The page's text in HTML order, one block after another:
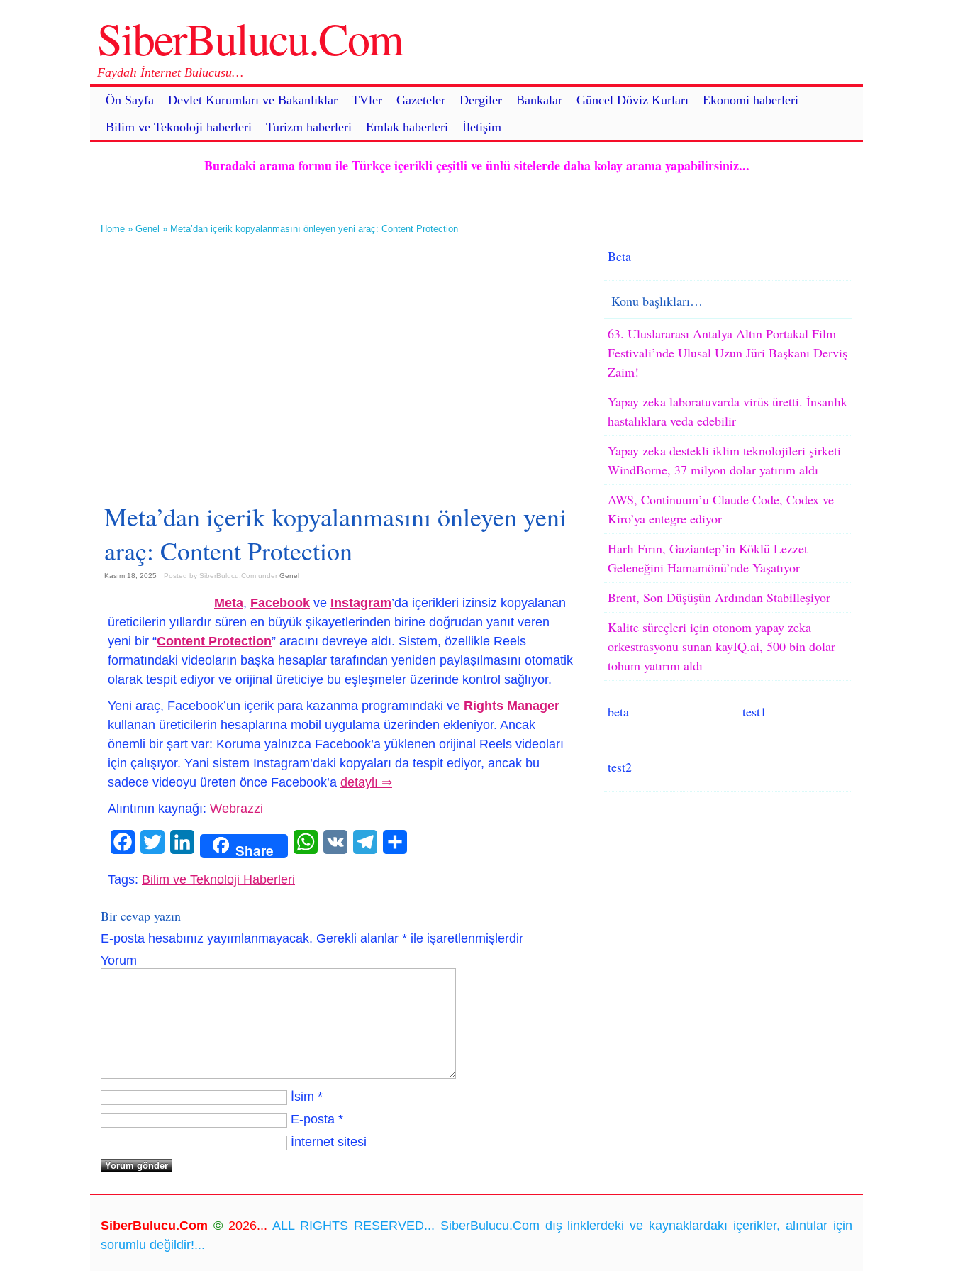
SiberBulucu.Com
Faydalı İnternet Bulucusu…
Ön Sayfa
Devlet Kurumları ve Bakanlıklar TVler Gazeteler Dergiler Bankalar Güncel Döviz Kurları
Ekonomi haberleri
Bilim ve Teknoloji haberleri
Turizm haberleri Emlak haberleri İletişim
Buradaki arama formu ile Türkçe içerikli çeşitli ve ünlü sitelerde daha kolay arama yapabilirsiniz...
Home » Genel » Meta’dan içerik kopyalanmasını önleyen yeni araç: Content Protection
Meta’dan içerik kopyalanmasını önleyen yeni
araç: Content Protection
Kasım 18, 2025 Posted by SiberBulucu.Com under Genel
Meta, Facebook ve Instagram’da içerikleri izinsiz kopyalanan
üreticilerin yıllardır süren en büyük şikayetlerinden birine doğrudan yanıt veren
yeni bir “Content Protection” aracını devreye aldı. Sistem, özellikle Reels
formatındaki videoların başka hesaplar tarafından yeniden paylaşılmasını otomatik
olarak tespit ediyor ve orijinal üreticiye bu eşleşmeler üzerinde kontrol sağlıyor.
Yeni araç, Facebook’un içerik para kazanma programındaki ve Rights Manager
kullanan üreticilerin hesaplarına mobil uygulama üzerinden ekleniyor. Ancak
önemli bir şart var: Koruma yalnızca Facebook’a yüklenen orijinal Reels videoları
için çalışıyor. Yani sistem Instagram’daki kopyaları da tespit ediyor, ancak bu
sadece videoyu üreten önce Facebook’a detaylı ⇒
Alıntının kaynağı: Webrazzi
Facebook
Twitter LinkedIn Share WhatsApp
VK Telegram
Tags: Bilim ve Teknoloji Haberleri
Bir cevap yazın
E-posta hesabınız yayımlanmayacak. Gerekli alanlar * ile işaretlenmişlerdir
Yorum
İsim *
E-posta *
İnternet sitesi
Beta
Konu başlıkları…
63. Uluslararası Antalya Altın Portakal Film
Festivali’nde Ulusal Uzun Jüri Başkanı Derviş
Zaim!
Yapay zeka laboratuvarda virüs üretti. İnsanlık
hastalıklara veda edebilir
Yapay zeka destekli iklim teknolojileri şirketi
WindBorne, 37 milyon dolar yatırım aldı
AWS, Continuum’u Claude Code, Codex ve
Kiro’ya entegre ediyor
Harlı Fırın, Gaziantep’in Köklü Lezzet
Geleneğini Hamamönü’nde Yaşatıyor
Brent, Son Düşüşün Ardından Stabilleşiyor
Kalite süreçleri için otonom yapay zeka
orkestrasyonu sunan kayIQ.ai, 500 bin dolar
tohum yatırım aldı
beta test1
test2
SiberBulucu.Com © 2026... ALL RIGHTS RESERVED... SiberBulucu.Com dış linklerdeki ve kaynaklardakı içerikler, alıntılar için
sorumlu değildir!...